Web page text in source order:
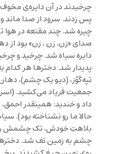
چرخیدند در آن دایره‌ی
پس زدند. سرود از صدا ماند
چیره شد. چند مقنعه در هوا
صدای «زن، زن ، زن» بود از
دایره سیاه شد. چرخید و
پدیدار شد. دخترها هر کدام
تپه‌گؤز، (دیو یک چشم)، دهان
جمعیت فریاد می‌کشید.
داد و خندید: همینقدر
حالا ما رو نشناخته بود).
بلاهتِ خودش، تک چشمش
چشم به زمین تف شد.